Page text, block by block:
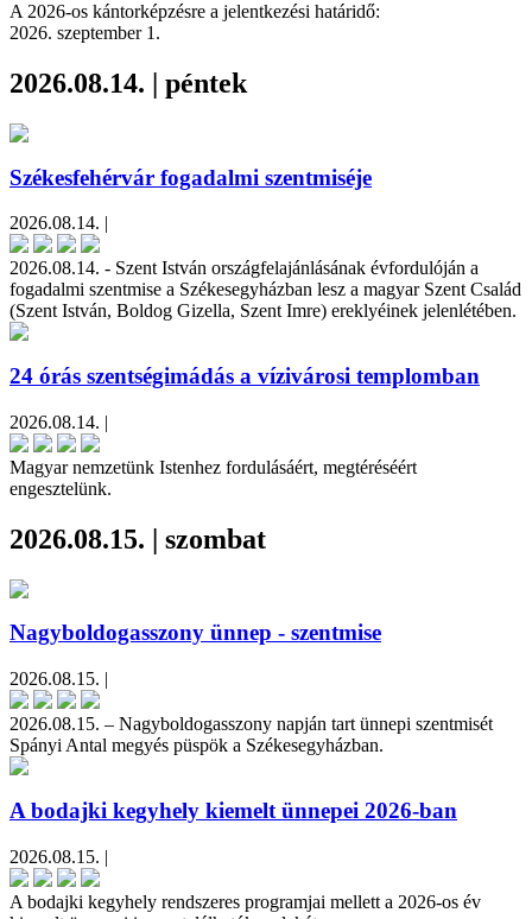
A 2026-os kántorképzésre a jelentkezési határidő:
2026. szeptember 1.
2026.08.14. | péntek
Székesfehérvár fogadalmi szentmiséje
2026.08.14. |
2026.08.14. - Szent István országfelajánlásának évfordulóján a
fogadalmi szentmise a Székesegyházban lesz a magyar Szent Család
(Szent István, Boldog Gizella, Szent Imre) ereklyéinek jelenlétében.
24 órás szentségimádás a vízivárosi templomban
2026.08.14. |
Magyar nemzetünk Istenhez fordulásáért, megtéréséért
engesztelünk.
2026.08.15. | szombat
Nagyboldogasszony ünnep - szentmise
2026.08.15. |
2026.08.15. – Nagyboldogasszony napján tart ünnepi szentmisét
Spányi Antal megyés püspök a Székesegyházban.
A bodajki kegyhely kiemelt ünnepei 2026-ban
2026.08.15. |
A bodajki kegyhely rendszeres programjai mellett a 2026-os év